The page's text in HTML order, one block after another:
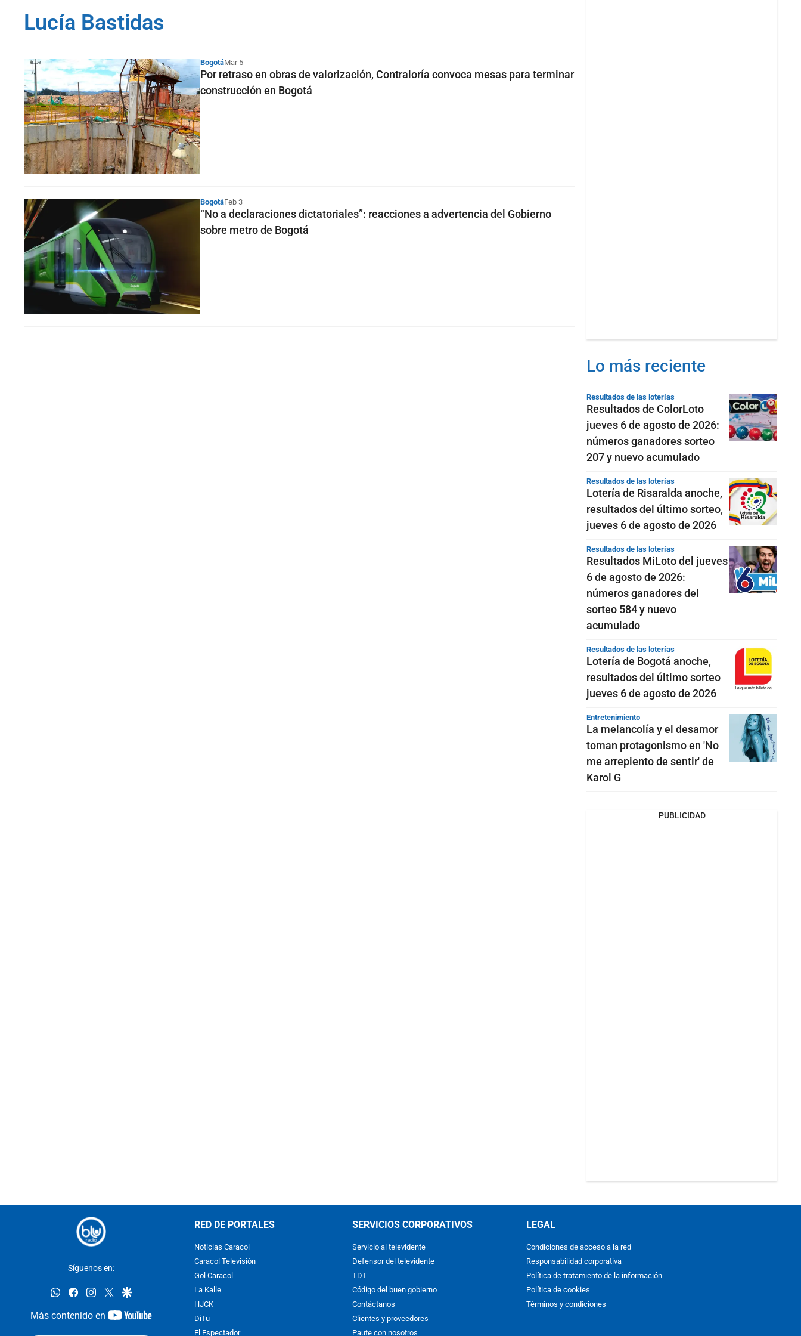
Lucía Bastidas
BogotáMar 5
Por retraso en obras de valorización, Contraloría convoca mesas para terminar
construcción en Bogotá
BogotáFeb 3
“No a declaraciones dictatoriales”: reacciones a advertencia del Gobierno
sobre metro de Bogotá
Lo más reciente
Resultados de las loterías
Resultados de ColorLoto
jueves 6 de agosto de 2026:
números ganadores sorteo
207 y nuevo acumulado
Resultados de las loterías
Lotería de Risaralda anoche,
resultados del último sorteo,
jueves 6 de agosto de 2026
Resultados de las loterías
Resultados MiLoto del jueves
6 de agosto de 2026:
números ganadores del
sorteo 584 y nuevo
acumulado
Resultados de las loterías
Lotería de Bogotá anoche,
resultados del último sorteo
jueves 6 de agosto de 2026
Entretenimiento
La melancolía y el desamor
toman protagonismo en 'No
me arrepiento de sentir' de
Karol G
PUBLICIDAD
Síguenos en:
whatsappfacebookinstagram
twittergoogle
Más contenido en
youtube-
RED DE PORTALES
Noticias Caracol
Caracol Televisión
Gol Caracol
La Kalle
HJCK
DiTu
El Espectador
SERVICIOS CORPORATIVOS
Servicio al televidente
Defensor del televidente
TDT
Código del buen gobierno
Contáctanos
Clientes y proveedores
Paute con nosotros
LEGAL
Condiciones de acceso a la red
Responsabilidad corporativa
Política de tratamiento de la información
Política de cookies
Términos y condiciones